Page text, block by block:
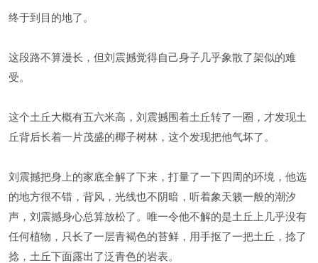
终于到目的地了。
这段路不算漫长，但刘震撼觉得自己身子几乎象散了架似的难
受。
这个土丘大概有五六米高，刘震撼围着土丘转了一圈，才发现土
丘背后长着一片茂盛的椰子树林，这个发现把他气坏了。
刘震撼把身上的家底全解了下来，打量了一下四周的环境，他选
的地方很不错，背风，光线也不阴暗，听着象天籁一般的潮汐
声，刘震撼身心总算放松了。唯一令他不解的是土丘上几乎没有
任何植物，只长了一层青褐色的苔鲜，用手抠了一把土丘，捻了
捻，土丘下面露出了泛青色的岩表。